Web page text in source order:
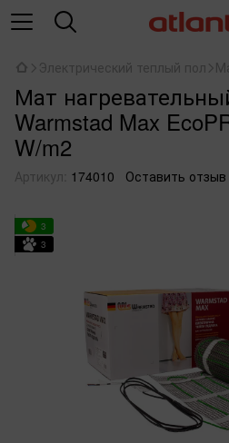
Электрический теплый пол
Мат
Warmstad Max
W/m2
Артикул: 174010 Оставить отзыв
3
3